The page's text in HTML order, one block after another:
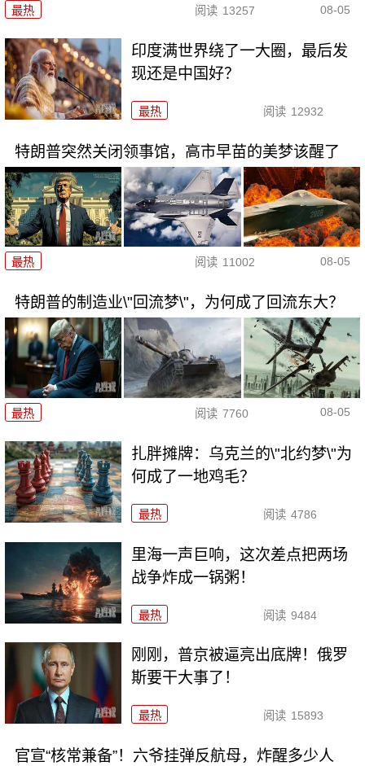
最热 阅读 13257 08-05
印度满世界绕了一大圈，最后发
现还是中国好？
最热 阅读 12932
特朗普突然关闭领事馆，高市早苗的美梦该醒了
最热 阅读 11002 08-05
特朗普的制造业\"回流梦\"，为何成了回流东大？
最热 阅读 7760 08-05
扎胖摊牌：乌克兰的\"北约梦\"为
何成了一地鸡毛？
最热 阅读 4786
里海一声巨响，这次差点把两场
战争炸成一锅粥！
最热 阅读 9484
刚刚，普京被逼亮出底牌！俄罗
斯要干大事了！
最热 阅读 15893
官宣“核常兼备”！六爷挂弹反航母，炸醒多少人